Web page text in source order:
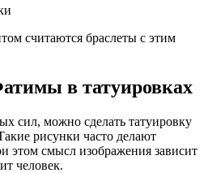
считаются браслеты с этим
в татуировках
сил, можно сделать татуировку
рисунки часто делают
смысл изображения зависит
человек.